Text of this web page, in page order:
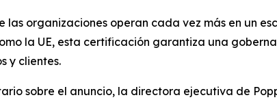
las organizaciones operan cada vez más en un
la UE, esta certificación garantiza una
y clientes.
sobre el anuncio, la directora ejecutiva de